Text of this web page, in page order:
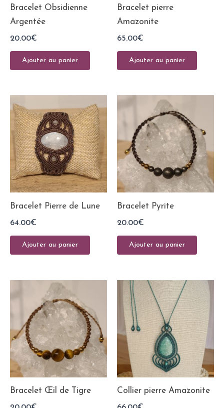
Bracelet Obsidienne
Argentée
20.00€
Ajouter au panier
Bracelet pierre
Amazonite
65.00€
Ajouter au panier
Bracelet Pierre de Lune
64.00€
Ajouter au panier
Bracelet Pyrite
20.00€
Ajouter au panier
Bracelet Œil de Tigre Collier pierre Amazonite